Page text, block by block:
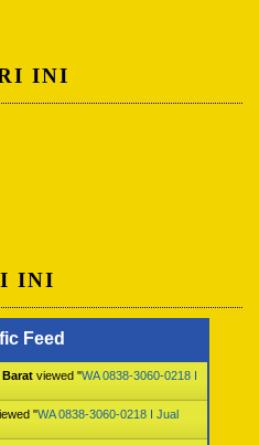
INI
INI
Feed
Barat viewed "WA 0838-3060-0218 I
"WA 0838-3060-0218 I Jual